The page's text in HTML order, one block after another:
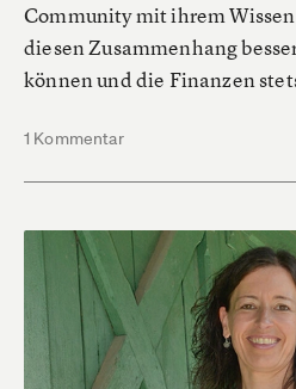
Community mit ihrem
diesen Zusammenhang
können und die Finanzen
1 Kommentar